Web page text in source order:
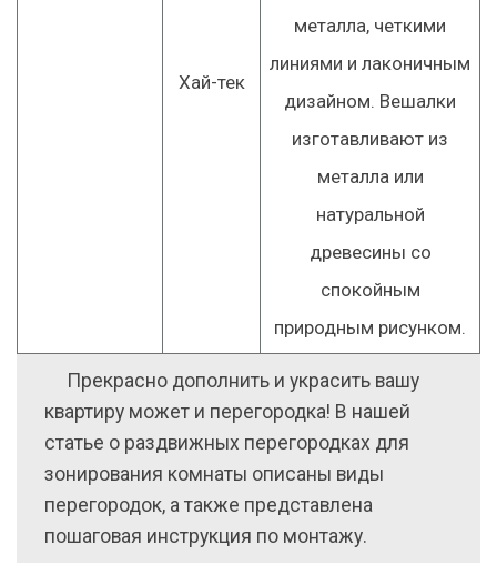
Хай-тек
металла, четкими
линиями и лаконичным
дизайном. Вешалки
изготавливают из
металла или
натуральной
древесины со
спокойным
природным рисунком.
Прекрасно дополнить и украсить вашу
квартиру может и перегородка! В нашей
статье о раздвижных перегородках для
зонирования комнаты описаны виды
перегородок, а также представлена
пошаговая инструкция по монтажу.